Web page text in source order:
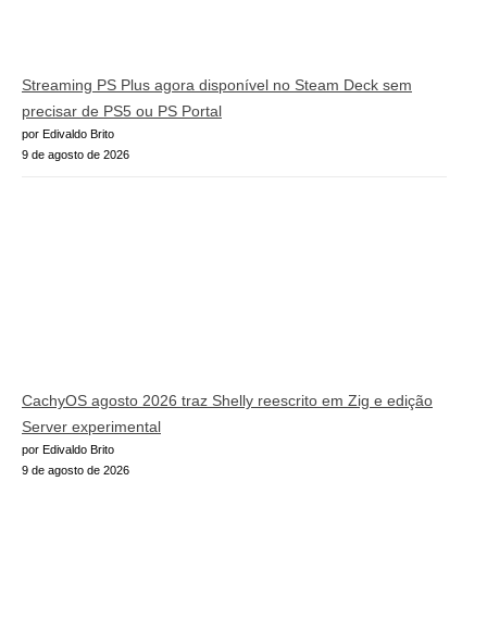
Streaming PS Plus agora disponível no Steam Deck sem
precisar de PS5 ou PS Portal
por Edivaldo Brito
9 de agosto de 2026
CachyOS agosto 2026 traz Shelly reescrito em Zig e edição
Server experimental
por Edivaldo Brito
9 de agosto de 2026